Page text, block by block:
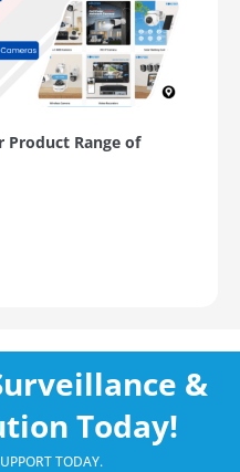
Product Range of
&
Today!
TODAY.